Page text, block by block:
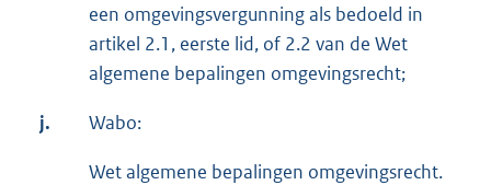
een omgevingsvergunning als bedoeld in
artikel 2.1, eerste lid, of 2.2 van de Wet
algemene bepalingen omgevingsrecht;
j. Wabo:
Wet algemene bepalingen omgevingsrecht.